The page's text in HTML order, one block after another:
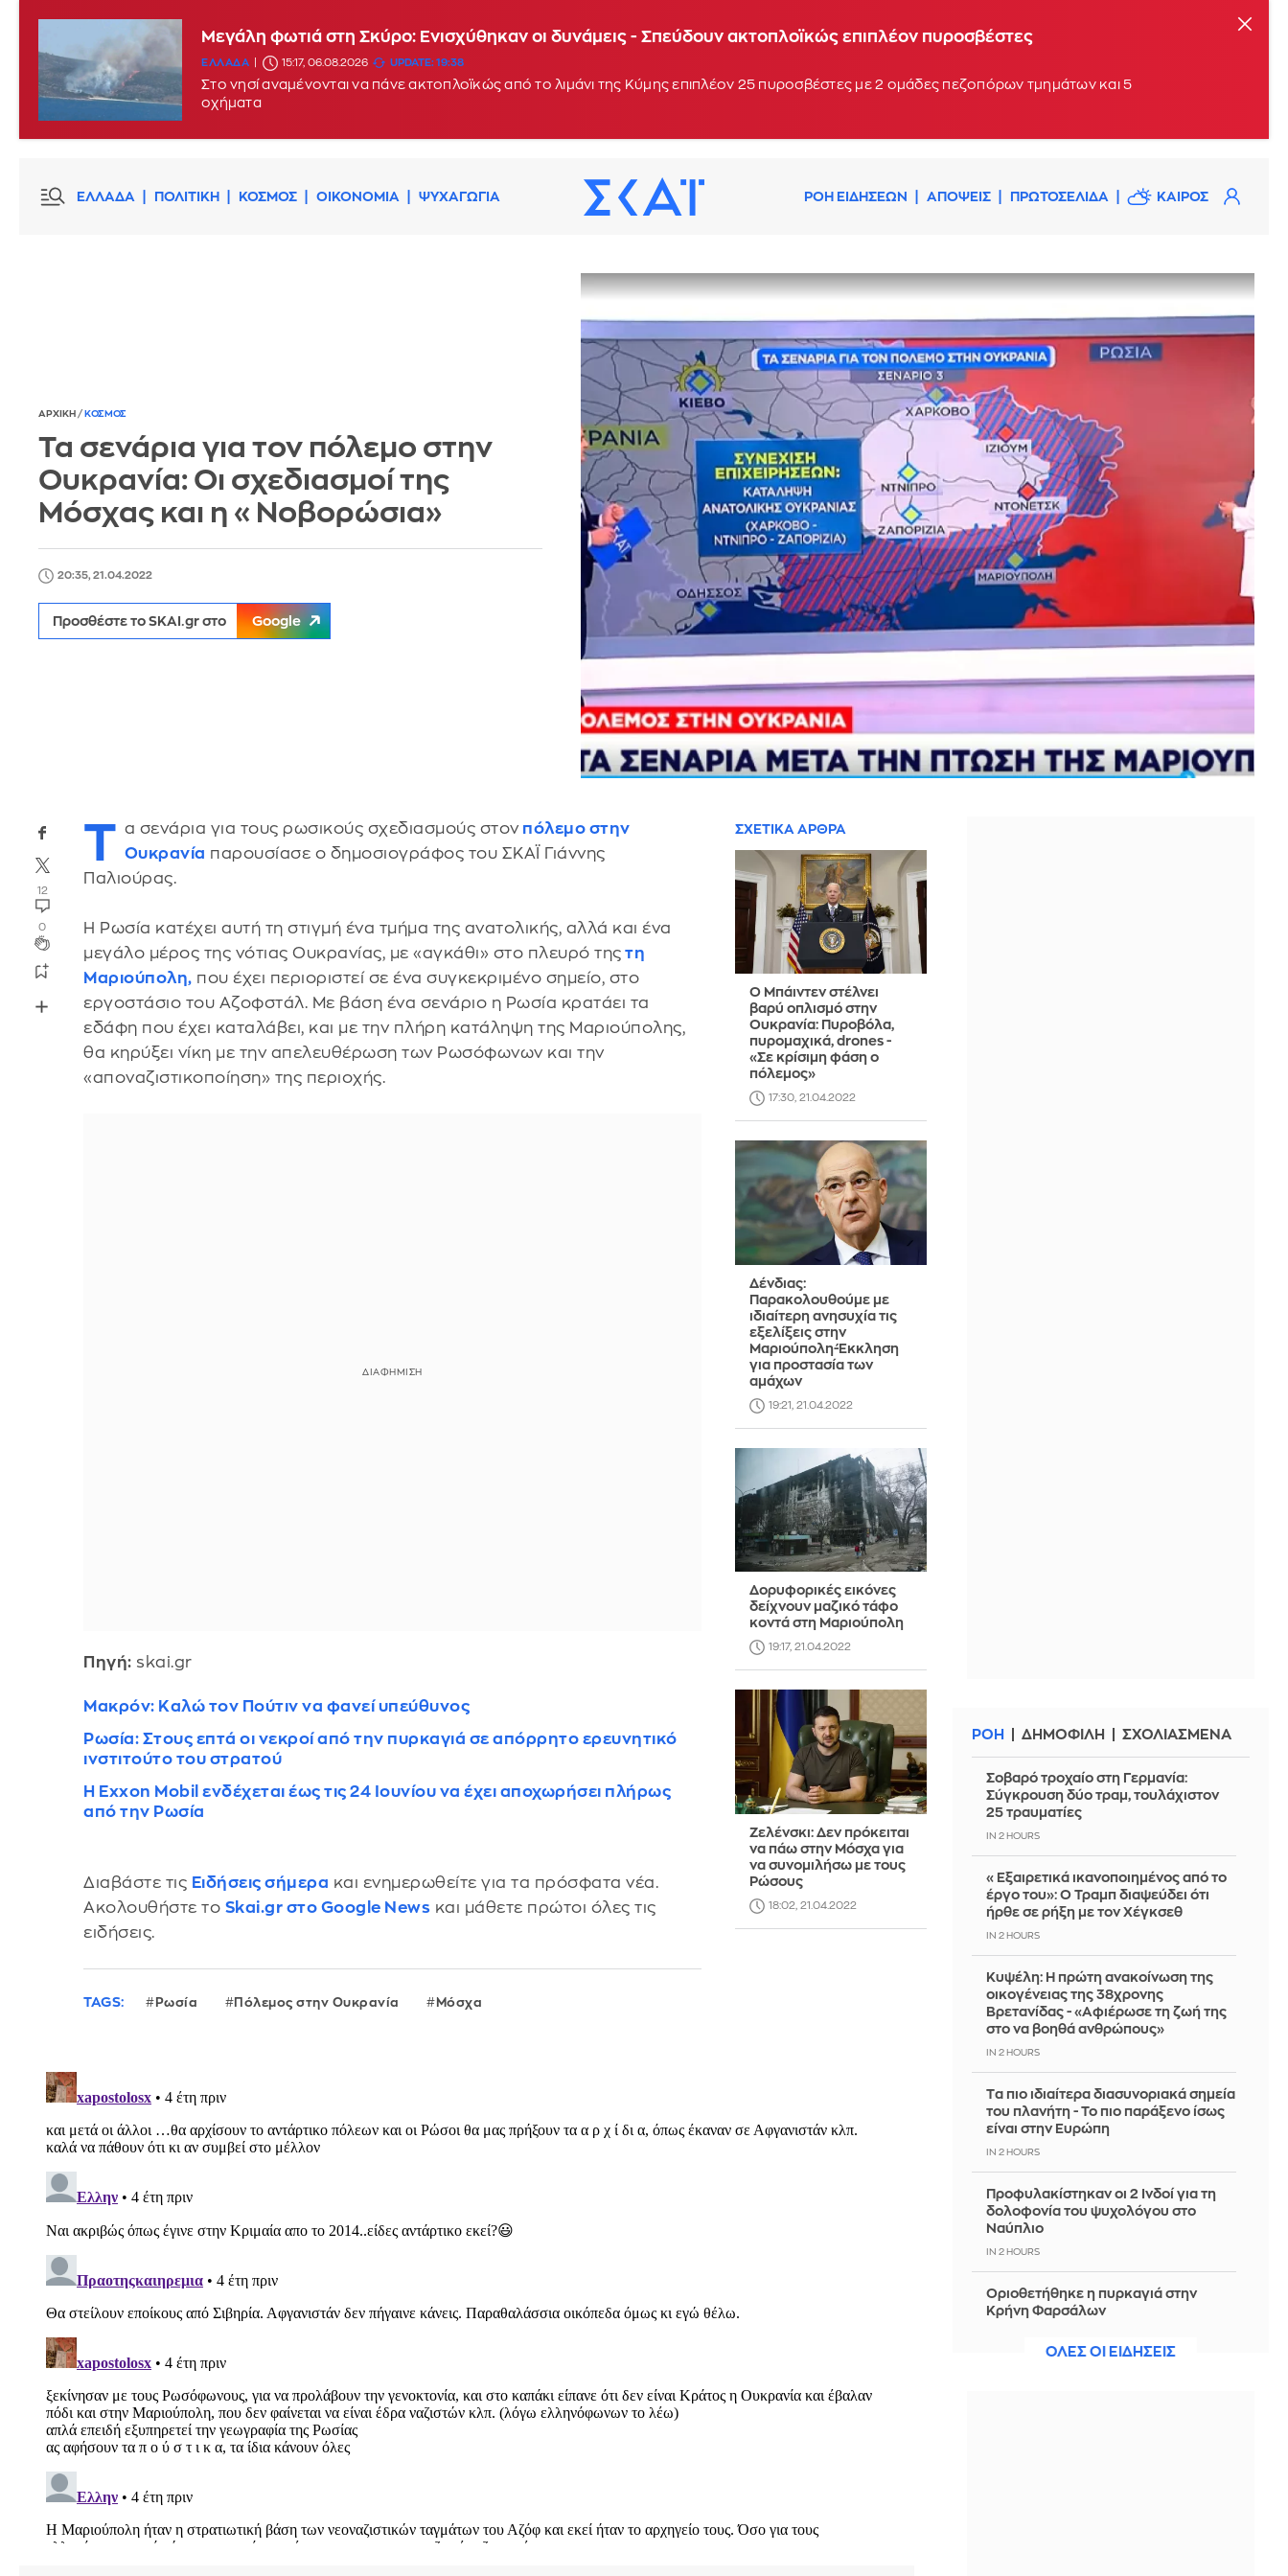
Μεγάλη φωτιά στη Σκύρο: Ενισχύθηκαν οι δυνάμεις - Σπεύδουν ακτοπλοϊκώς επιπλέον πυροσβέστες
ΕΛΛΑΔΑ 15:17, 06.08.2026 UPDATE: 19:38
Στο νησί αναμένονται να πάνε ακτοπλοϊκώς από το λιμάνι της Κύμης επιπλέον 25 πυροσβέστες με 2 ομάδες πεζοπόρων τμημάτων και 5
οχήματα
ΕΛΛΑΔΑ ΠΟΛΙΤΙΚΗ ΚΟΣΜΟΣ ΟΙΚΟΝΟΜΙΑ ΨΥΧΑΓΩΓΙΑ ΡΟΗ ΕΙΔΗΣΕΩΝ ΑΠΟΨΕΙΣ ΠΡΩΤΟΣΕΛΙΔΑ ΚΑΙΡΟΣ
ΑΡΧΙΚΗ / ΚΟΣΜΟΣ
Τα σενάρια για τον πόλεμο στην
Ουκρανία: Οι σχεδιασμοί της
Μόσχας και η «Νοβορώσια»
20:35, 21.04.2022
Προσθέστε το SKAI.gr στο Google
12
0
Τ α σενάρια για τους ρωσικούς σχεδιασμούς στον πόλεμο στην
Ουκρανία παρουσίασε ο δημοσιογράφος του ΣΚΑΪ Γιάννης
Παλιούρας.
Η Ρωσία κατέχει αυτή τη στιγμή ένα τμήμα της ανατολικής, αλλά και ένα
μεγάλο μέρος της νότιας Ουκρανίας, με «αγκάθι» στο πλευρό της τη
Μαριούπολη, που έχει περιοριστεί σε ένα συγκεκριμένο σημείο, στο
εργοστάσιο του Αζοφστάλ. Με βάση ένα σενάριο η Ρωσία κρατάει τα
εδάφη που έχει καταλάβει, και με την πλήρη κατάληψη της Μαριούπολης,
θα κηρύξει νίκη με την απελευθέρωση των Ρωσόφωνων και την
«αποναζιστικοποίηση» της περιοχής.
Πηγή: skai.gr
Μακρόν: Καλώ τον Πούτιν να φανεί υπεύθυνος
Ρωσία: Στους επτά οι νεκροί από την πυρκαγιά σε απόρρητο ερευνητικό
ινστιτούτο του στρατού
H Exxon Mobil ενδέχεται έως τις 24 Ιουνίου να έχει αποχωρήσει πλήρως
από την Ρωσία
Διαβάστε τις Ειδήσεις σήμερα και ενημερωθείτε για τα πρόσφατα νέα.
Ακολουθήστε το Skai.gr στο Google News και μάθετε πρώτοι όλες τις
ειδήσεις.
TAGS: Ρωσία Πόλεμος στην Ουκρανία Μόσχα
ΣΧΕΤΙΚΑ ΑΡΘΡΑ
Ο Μπάιντεν στέλνει
βαρύ οπλισμό στην
Ουκρανία: Πυροβόλα,
πυρομαχικά, drones -
«Σε κρίσιμη φάση ο
πόλεμος»
17:30, 21.04.2022
Δένδιας:
Παρακολουθούμε με
ιδιαίτερη ανησυχία τις
εξελίξεις στην
Μαριούπολη-Έκκληση
για προστασία των
αμάχων
19:21, 21.04.2022
Δορυφορικές εικόνες
δείχνουν μαζικό τάφο
κοντά στη Μαριούπολη
19:17, 21.04.2022
Ζελένσκι: Δεν πρόκειται
να πάω στην Μόσχα για
να συνομιλήσω με τους
Ρώσους
18:02, 21.04.2022
ΡΟΗ ΔΗΜΟΦΙΛΗ ΣΧΟΛΙΑΣΜΕΝΑ
Σοβαρό τροχαίο στη Γερμανία:
Σύγκρουση δύο τραμ, τουλάχιστον
25 τραυματίες
IN 2 HOURS
«Εξαιρετικά ικανοποιημένος από το
έργο του»: Ο Τραμπ διαψεύδει ότι
ήρθε σε ρήξη με τον Χέγκσεθ
IN 2 HOURS
Κυψέλη: Η πρώτη ανακοίνωση της
οικογένειας της 38χρονης
Βρετανίδας - «Αφιέρωσε τη ζωή της
στο να βοηθά ανθρώπους»
IN 2 HOURS
Tα πιο ιδιαίτερα διασυνοριακά σημεία
του πλανήτη - Το πιο παράξενο ίσως
είναι στην Ευρώπη
IN 2 HOURS
Προφυλακίστηκαν οι 2 Ινδοί για τη
δολοφονία του ψυχολόγου στο
Ναύπλιο
IN 2 HOURS
Οριοθετήθηκε η πυρκαγιά στην
Κρήνη Φαρσάλων
ΟΛΕΣ ΟΙ ΕΙΔΗΣΕΙΣ